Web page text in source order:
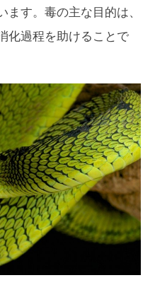
す。毒の主な目的は、
化過程を助けることで